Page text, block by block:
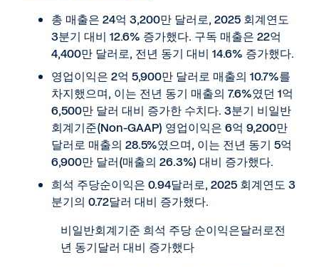
총 매출은 24억 3,200만 달러로, 2025 회계연도
3분기 대비 12.6% 증가했다. 구독 매출은 22억
4,400만 달러로, 전년 동기 대비 14.6% 증가했다.
영업이익은 2억 5,900만 달러로 매출의 10.7%를
차지했으며, 이는 전년 동기 매출의 7.6%였던 1억
6,500만 달러 대비 증가한 수치다. 3분기 비일반
회계기준(Non-GAAP) 영업이익은 6억 9,200만
달러로 매출의 28.5%였으며, 이는 전년 동기 5억
6,900만 달러(매출의 26.3%) 대비 증가했다.
희석 주당순이익은 0.94달러로, 2025 회계연도 3
분기의 0.72달러 대비 증가했다.
비일반회계기준 희석 주당 순이익은달러로전
년 동기달러 대비 증가했다